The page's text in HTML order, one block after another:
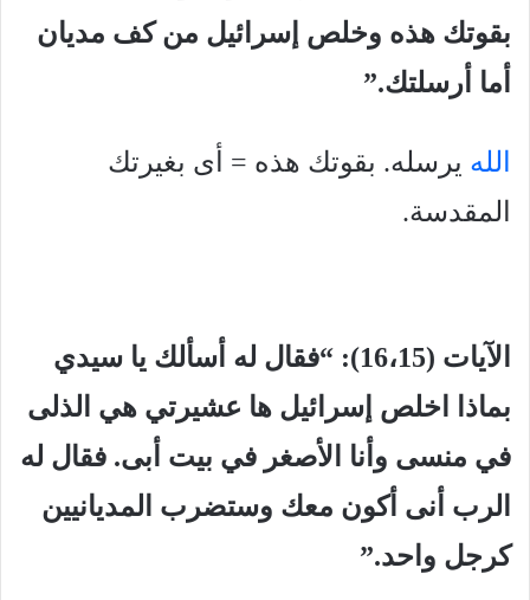
بقوتك هذه وخلص إسرائيل من كف مديان
أما أرسلتك.”
الله يرسله. بقوتك هذه = أى بغيرتك
المقدسة.
الآيات (16،15): “فقال له أسألك يا سيدي
بماذا اخلص إسرائيل ها عشيرتي هي الذلى
في منسى وأنا الأصغر في بيت أبى. فقال له
الرب أنى أكون معك وستضرب المديانيين
كرجل واحد.”